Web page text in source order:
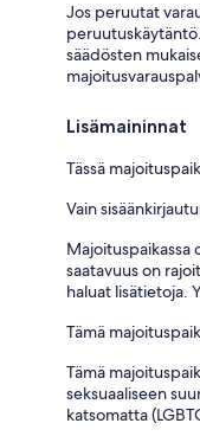
Jos peruutat
säädösten
Lisämaininnat
Tässä
Vain
Majoituspaikassa
saatavuus on
haluat lisätietoja.
Tämä
Tämä
seksuaaliseen
katsomatta